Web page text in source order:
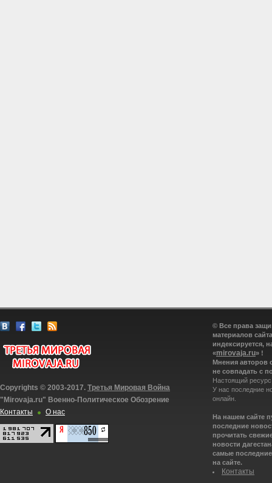
Copyrights © 2003-2017. Третья Мировая Война
"Mirovaja.ru" Военно-Политическое Обозрение
Контакты
О нас
© Все права
материалов
индексируется,
«mirovaja.ru» !
Мнения авторов
не совпадать с
Настоящий
У нас последние
онлайн.
На нашем сайте
последние
прочитать
новости
самые
на сайте.
Контакты